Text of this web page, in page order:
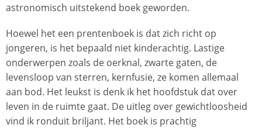
astronomisch uitstekend boek geworden.
Hoewel het een prentenboek is dat zich richt op
jongeren, is het bepaald niet kinderachtig. Lastige
onderwerpen zoals de oerknal, zwarte gaten, de
levensloop van sterren, kernfusie, ze komen allemaal
aan bod. Het leukst is denk ik het hoofdstuk dat over
leven in de ruimte gaat. De uitleg over gewichtloosheid
vind ik ronduit briljant. Het boek is prachtig